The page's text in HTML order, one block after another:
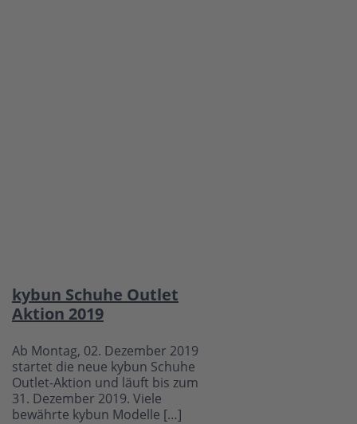
kybun Schuhe Outlet
Aktion 2019
Ab Montag, 02. Dezember 2019
startet die neue kybun Schuhe
Outlet-Aktion und läuft bis zum
31. Dezember 2019. Viele
bewährte kybun Modelle […]